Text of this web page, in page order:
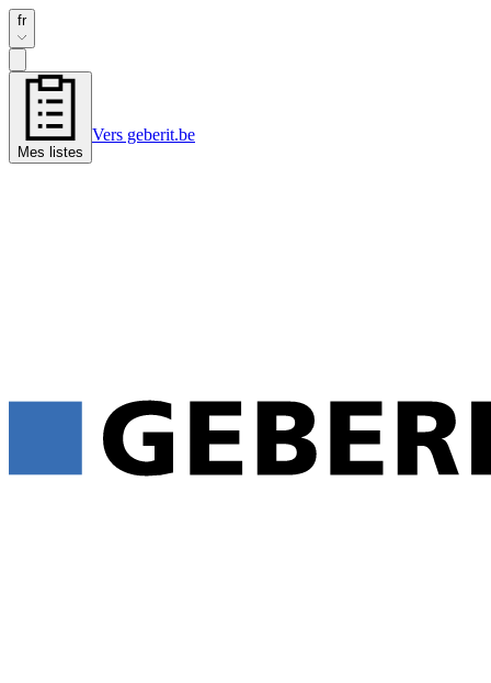
fr
Mes listes
Vers geberit.be